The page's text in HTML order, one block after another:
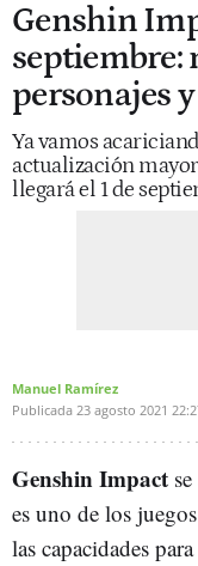
Genshin
septiembre:
personajes
Ya vamos
actualización
llegará el 1 de
Manuel Ramírez
Publicada 23 agosto 2021
Genshin Impact se
es uno de los
las capacidades